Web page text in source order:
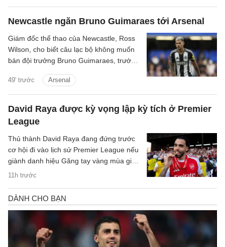
tiền đạo 28 tuổi giờ thậm chí không biết
mình sẽ thi đấu ở đâu trong mùa giải
Newcastle ngăn Bruno Guimaraes tới Arsenal
49' trước Arsenal
Giám đốc thể thao của Newcastle, Ross
Wilson, cho biết câu lạc bộ không muốn
bán đội trưởng Bruno Guimaraes, trước
David Raya được kỳ vọng lập kỳ tích ở Premier
League
11h trước
Thủ thành David Raya đang đứng trước
cơ hội đi vào lịch sử Premier League nếu
giành danh hiệu Găng tay vàng mùa giải
2026/27.